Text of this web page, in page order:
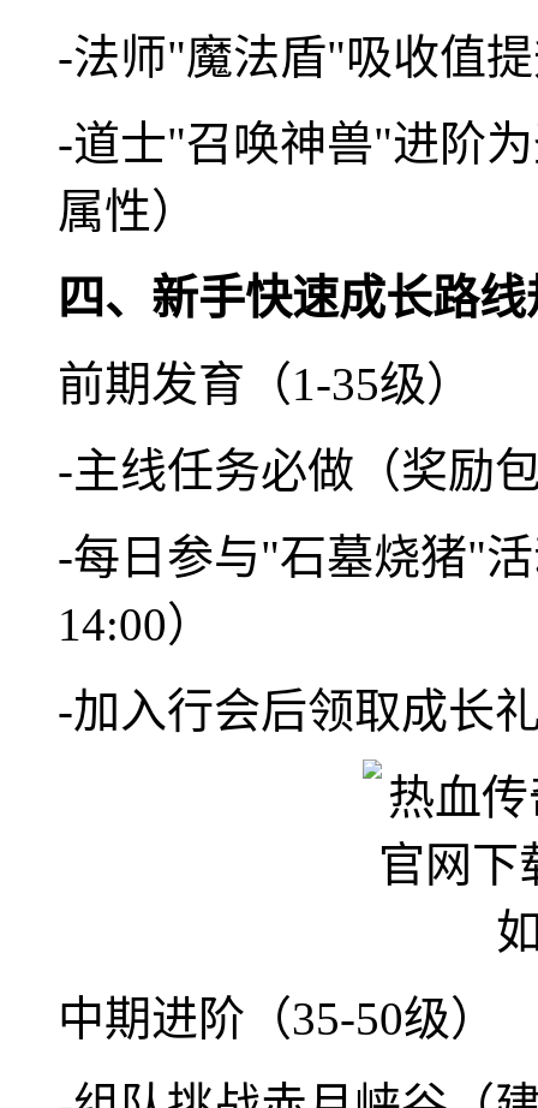
-法师"魔法盾"吸收值
-道士"召唤神兽"进阶
属性）
四、新手快速成长路
前期发育（1-35级）
-主线任务必做（奖励
-每日参与"石墓烧猪"
14:00）
-加入行会后领取成长
中期进阶（35-50级）